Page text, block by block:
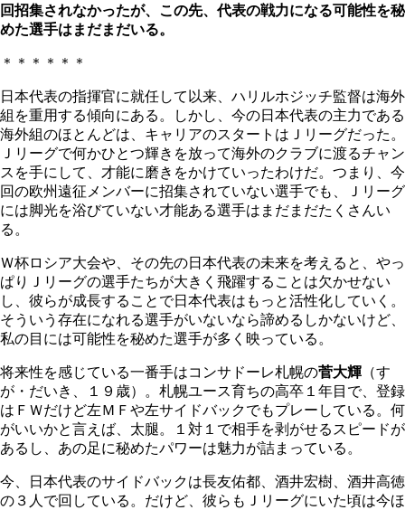
回招集されなかったが、この先、代表の戦力になる可能性を秘
めた選手はまだまだいる。
＊＊＊＊＊＊
日本代表の指揮官に就任して以来、ハリルホジッチ監督は海外
組を重用する傾向にある。しかし、今の日本代表の主力である
海外組のほとんどは、キャリアのスタートはＪリーグだった。
Ｊリーグで何かひとつ輝きを放って海外のクラブに渡るチャン
スを手にして、才能に磨きをかけていったわけだ。つまり、今
回の欧州遠征メンバーに招集されていない選手でも、Ｊリーグ
には脚光を浴びていない才能ある選手はまだまだたくさんい
る。
Ｗ杯ロシア大会や、その先の日本代表の未来を考えると、やっ
ぱりＪリーグの選手たちが大きく飛躍することは欠かせない
し、彼らが成長することで日本代表はもっと活性化していく。
そういう存在になれる選手がいないなら諦めるしかないけど、
私の目には可能性を秘めた選手が多く映っている。
将来性を感じている一番手はコンサドーレ札幌の菅大輝 （す
が・だいき、１９歳）。札幌ユース育ちの高卒１年目で、登録
はＦＷだけど左ＭＦや左サイドバックでもプレーしている。何
がいいかと言えば、太腿。１対１で相手を剥がせるスピードが
あるし、あの足に秘めたパワーは魅力が詰まっている。
今、日本代表のサイドバックは長友佑都、酒井宏樹、酒井高徳
の３人で回している。だけど、彼らもＪリーグにいた頃は今ほ